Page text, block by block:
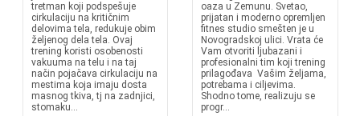
tretman koji podspešuje
cirkulaciju na kritičnim
delovima tela, redukuje obim
željenog dela tela. Ovaj
trening koristi osobenosti
vakuuma na telu i na taj
način pojačava cirkulaciju na
mestima koja imaju dosta
masnog tkiva, tj na zadnjici,
stomaku...
oaza u Zemunu. Svetao,
prijatan i moderno opremljen
fitnes studio smešten je u
Novogradskoj ulici. Vrata će
Vam otvoriti ljubazani i
profesionalni tim koji trening
prilagođava Vašim željama,
potrebama i ciljevima.
Shodno tome, realizuju se
progr...